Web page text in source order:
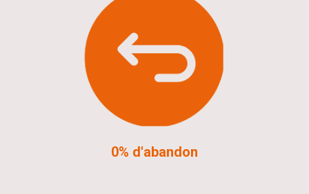
0% d'abandon